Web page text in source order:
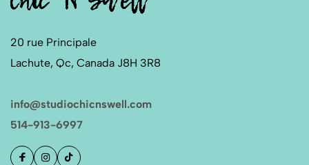
20 rue Principale
Lachute, Qc, Canada J8H 3R8
info@studiochicnswell.com
514-913-6997